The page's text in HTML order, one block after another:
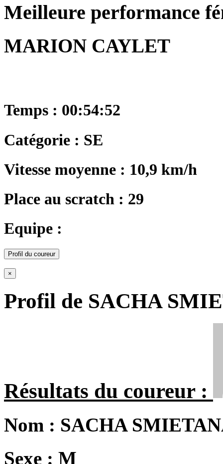
Meilleure performance
MARION CAYLET
Temps : 00:54:52
Catégorie : SE
Vitesse moyenne : 10,9 km/h
Place au scratch : 29
Equipe :
Profil du coureur
×
Profil de SACHA
Résultats du coureur :
Nom : SACHA
Sexe : M